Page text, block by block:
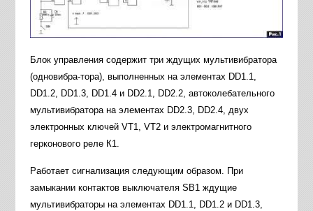
Блок управления содержит три ждущих мультивибратора
(одновибра-тора), выполненных на элементах DD1.1,
DD1.2, DD1.3, DD1.4 и DD2.1, DD2.2, автоколебательного
мультивибратора на элементах DD2.3, DD2.4, двух
электронных ключей VT1, VT2 и электромагнитного
герконового реле К1.
Работает сигнализация следующим образом. При
замыкании контактов выключателя SB1 ждущие
мультивибраторы на элементах DD1.1, DD1.2 и DD1.3,